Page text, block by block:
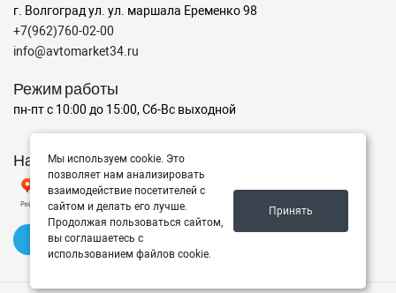
г. Волгоград ул. ул. маршала Еременко 98
+7(962)760-02-00
info@avtomarket34.ru
Режим работы
пн-пт с 10:00 до 15:00, Сб-Вс выходной
Наш рейтинг на Яндексе
✍️ Оставить отзыв
Мы используем cookie. Это
позволяет нам анализировать
взаимодействие посетителей с
сайтом и делать его лучше.
Продолжая пользоваться сайтом,
вы соглашаетесь с
использованием файлов cookie.
Принять